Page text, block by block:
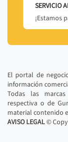
SERVICIO
¡Estamos
El portal de
información
Todas las
respectiva o de
material contenido
AVISO LEGAL©